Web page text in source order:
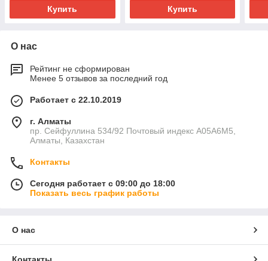
Купить Купить
О нас
Рейтинг не сформирован
Менее 5 отзывов за последний год
Работает с 22.10.2019
г. Алматы
пр. Сейфуллина 534/92 Почтовый индекс A05A6M5,
Алматы, Казахстан
Контакты
Сегодня работает с 09:00 до 18:00
Показать весь график работы
О нас